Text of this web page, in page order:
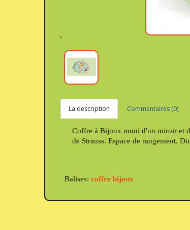
La description Commentaires (0)
Coffre à Bijoux muni d'un miroir et
de Strauss. Espace de rangement.
Balises: coffre bijoux